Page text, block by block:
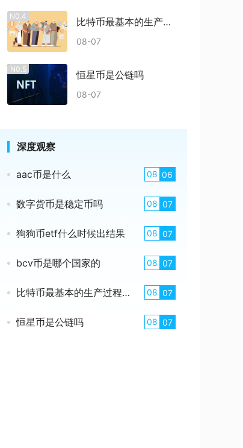
N0.4 比特币最基本的生产过程是什么
08-07
N0.5 恒星币是公链吗
08-07
深度观察
aac币是什么 08 06
数字货币是稳定币吗 08 07
狗狗币etf什么时候出结果 08 07
bcv币是哪个国家的 08 07
比特币最基本的生产过程是什么 08 07
恒星币是公链吗 08 07